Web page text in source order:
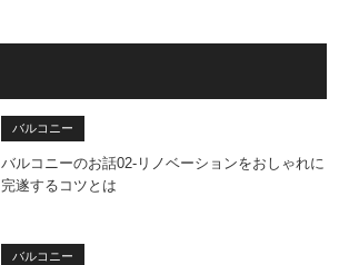
バルコニー
バルコニーのお話02-リノベーションをおしゃれに
完遂するコツとは
バルコニー